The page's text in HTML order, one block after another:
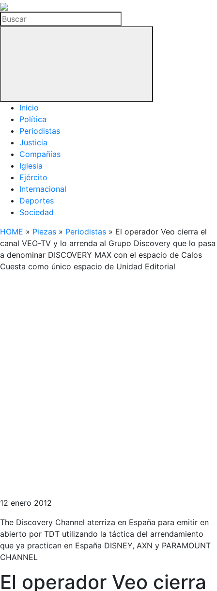
La
Hemeroteca
del
Buscar
Inicio
Política
Periodistas
Justicia
Compañías
Iglesia
Ejército
Internacional
Deportes
Sociedad
HOME » Piezas » Periodistas » El operador Veo cierra el
canal VEO-TV y lo arrenda al Grupo Discovery que lo pasa
a denominar DISCOVERY MAX con el espacio de Calos
Cuesta como único espacio de Unidad Editorial
12 enero 2012
The Discovery Channel aterriza en España para emitir en
abierto por TDT utilizando la táctica del arrendamiento
que ya practican en España DISNEY, AXN y PARAMOUNT
CHANNEL
El operador Veo cierra